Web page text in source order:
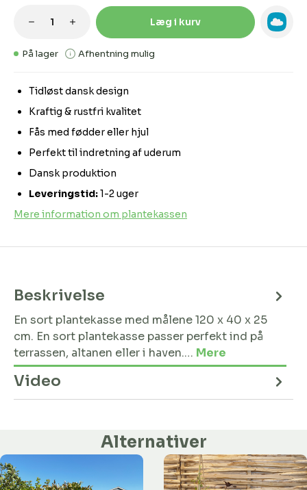
Tidløst dansk design
Kraftig & rustfri kvalitet
Fås med fødder eller hjul
Perfekt til indretning af uderum
Dansk produktion
Leveringstid:1-2 uger
Mere information om plantekassen
På lager Afhentning mulig
Produktmængde: Indtast den
Læg i kurv
Beskrivelse
En sort plantekasse med målene 120 x 40 x 25
cm. En sort plantekasse passer perfekt ind på
terrassen, altanen eller i haven.… Mere
Video
Alternativer